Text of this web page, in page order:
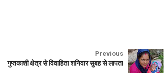
Previous
गुप्तकाशी क्षेत्र से विवाहिता शनिवार सुबह से लापता